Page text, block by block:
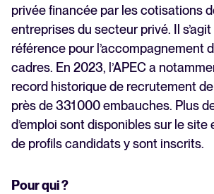
privée financée par les cotisations
entreprises du secteur privé. Il
référence pour l’accompagnement
cadres. En 2023, l’APEC a
record historique de recrutement
près de 331 000 embauches. Plus
d’emploi sont disponibles sur le site
de profils candidats y sont inscrits.
Pour qui ?